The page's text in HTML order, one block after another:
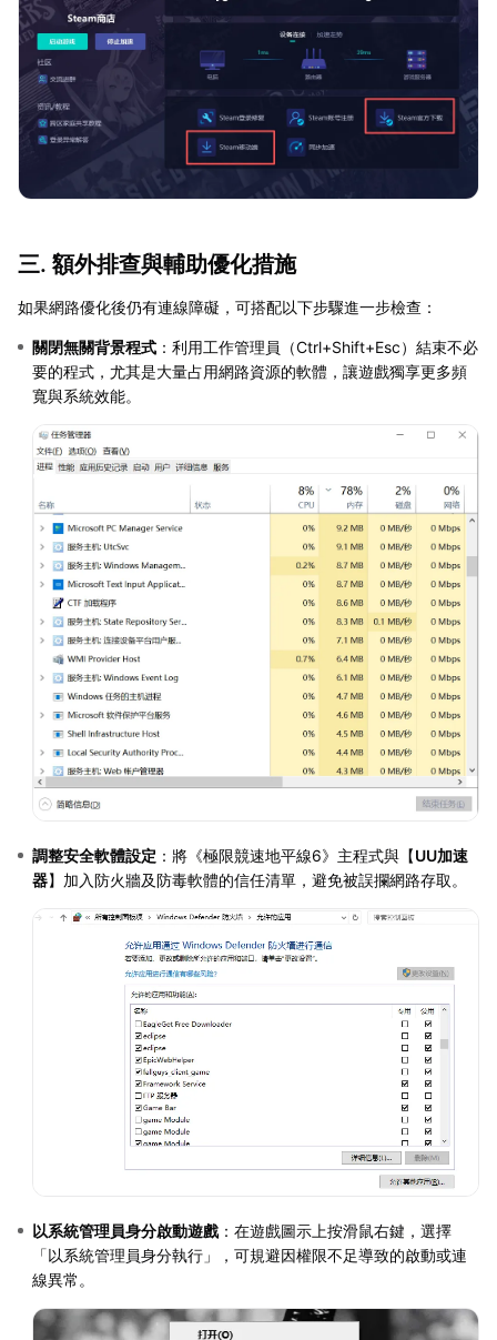
三. 額外排查與輔助優化措施
如果網路優化後仍有連線障礙，可搭配以下步驟進一步檢查：
關閉無關背景程式 ：利用工作管理員（Ctrl+Shift+Esc）結束不必
要的程式，尤其是大量占用網路資源的軟體，讓遊戲獨享更多頻
寬與系統效能。
調整安全軟體設定 ：將《極限競速地平線6》主程式與【UU加速
器】加入防火牆及防毒軟體的信任清單，避免被誤攔網路存取。
以系統管理員身分啟動遊戲：在遊戲圖示上按滑鼠右鍵，選擇
「以系統管理員身分執行」，可規避因權限不足導致的啟動或連
線異常。